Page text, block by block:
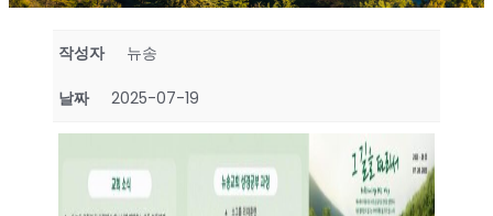
작성자 뉴송
날짜 2025-07-19